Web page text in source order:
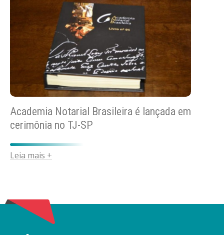
Academia Notarial Brasileira é lançada em
cerimônia no TJ-SP
Leia mais +